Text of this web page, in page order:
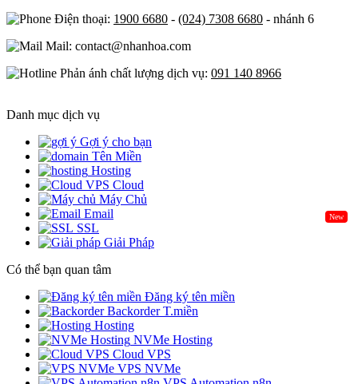
Điện thoại: 1900 6680 - (024) 7308 6680 - nhánh 6
Mail: contact@nhanhoa.com
Phản ánh chất lượng dịch vụ: 091 140 8966
Danh mục dịch vụ
Gợi ý cho bạn
Tên Miền
Hosting
Cloud
Máy Chủ
New
Email
SSL
Giải Pháp
Có thể bạn quan tâm
Đăng ký tên miền
Backorder T.miền
Hosting
NVMe Hosting
Cloud VPS
VPS NVMe